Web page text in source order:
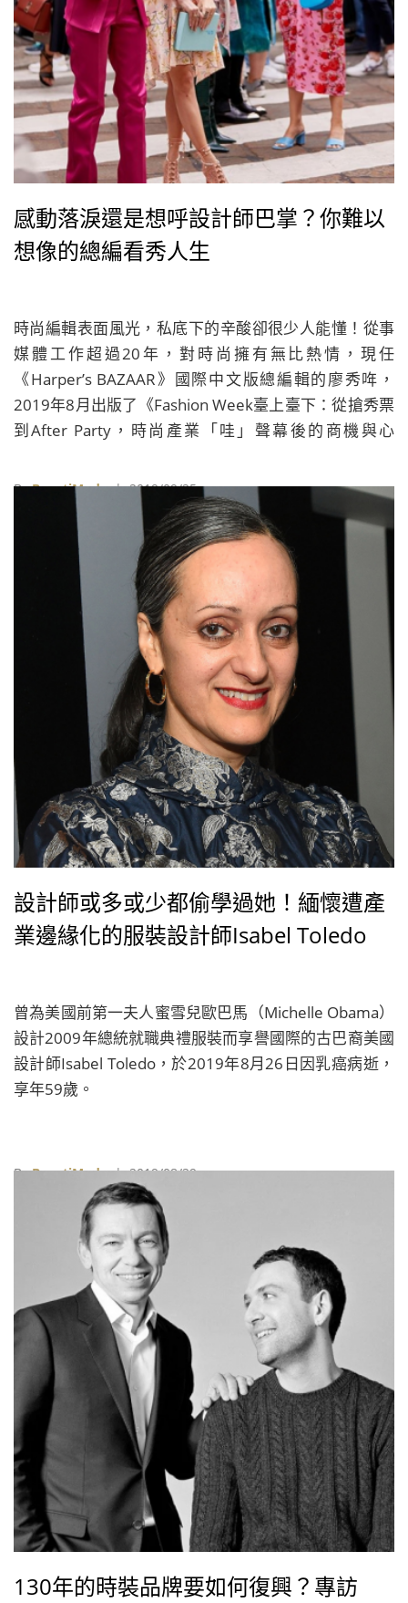
感動落淚還是想呼設計師巴掌？你難以
想像的總編看秀人生
時尚編輯表面風光，私底下的辛酸卻很少人能懂！從事
媒體工作超過20年，對時尚擁有無比熱情，現任
《Harper’s BAZAAR》國際中文版總編輯的廖秀哖，
2019年8月出版了《Fashion Week臺上臺下：從搶秀票
到After Party，時尚產業「哇」聲幕後的商機與心
ByBeautiMode| 2019/09/25
設計師或多或少都偷學過她！緬懷遭產
業邊緣化的服裝設計師Isabel Toledo
曾為美國前第一夫人蜜雪兒歐巴馬（Michelle Obama）
設計2009年總統就職典禮服裝而享譽國際的古巴裔美國
設計師Isabel Toledo，於2019年8月26日因乳癌病逝，
享年59歲。
ByBeautiMode| 2019/08/29
130年的時裝品牌要如何復興？專訪